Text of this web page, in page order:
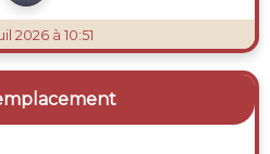
2026 à 10:51